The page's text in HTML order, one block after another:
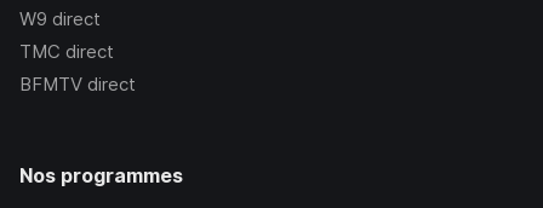
W9 direct
TMC direct
BFMTV direct
Nos programmes